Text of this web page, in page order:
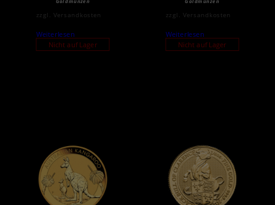
zzgl. Versandkosten
Weiterlesen
Nicht auf Lager
zzgl. Versandkosten
Weiterlesen
Nicht auf Lager